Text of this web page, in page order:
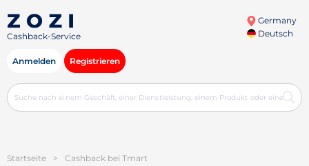
Cashback-Service
Germany
Deutsch
Anmelden Registrieren
Startseite > Cashback bei Tmart